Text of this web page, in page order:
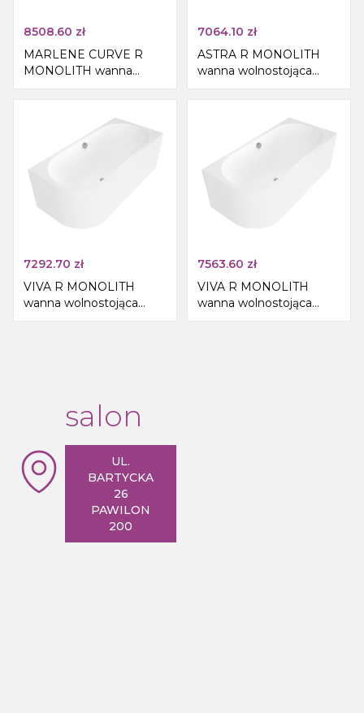
8508.60 zł
MARLENE CURVE R
MONOLITH wanna
wolnostojąca
przyścienna
195x85x63cm, biały
7064.10 zł
ASTRA R MONOLITH
wanna wolnostojąca
przyścienna
160x75x60cm, biały
7292.70 zł
VIVA R MONOLITH
wanna wolnostojąca
przyścienna
7563.60 zł
VIVA R MONOLITH
wanna wolnostojąca
przyścienna
salon
UL.
BARTYCKA
26
PAWILON
200